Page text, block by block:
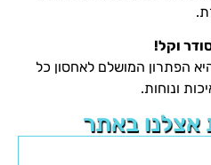
וקל!
היא הפתרון המושלם לאחסון כל
ונוחות.
אצלנו באתר